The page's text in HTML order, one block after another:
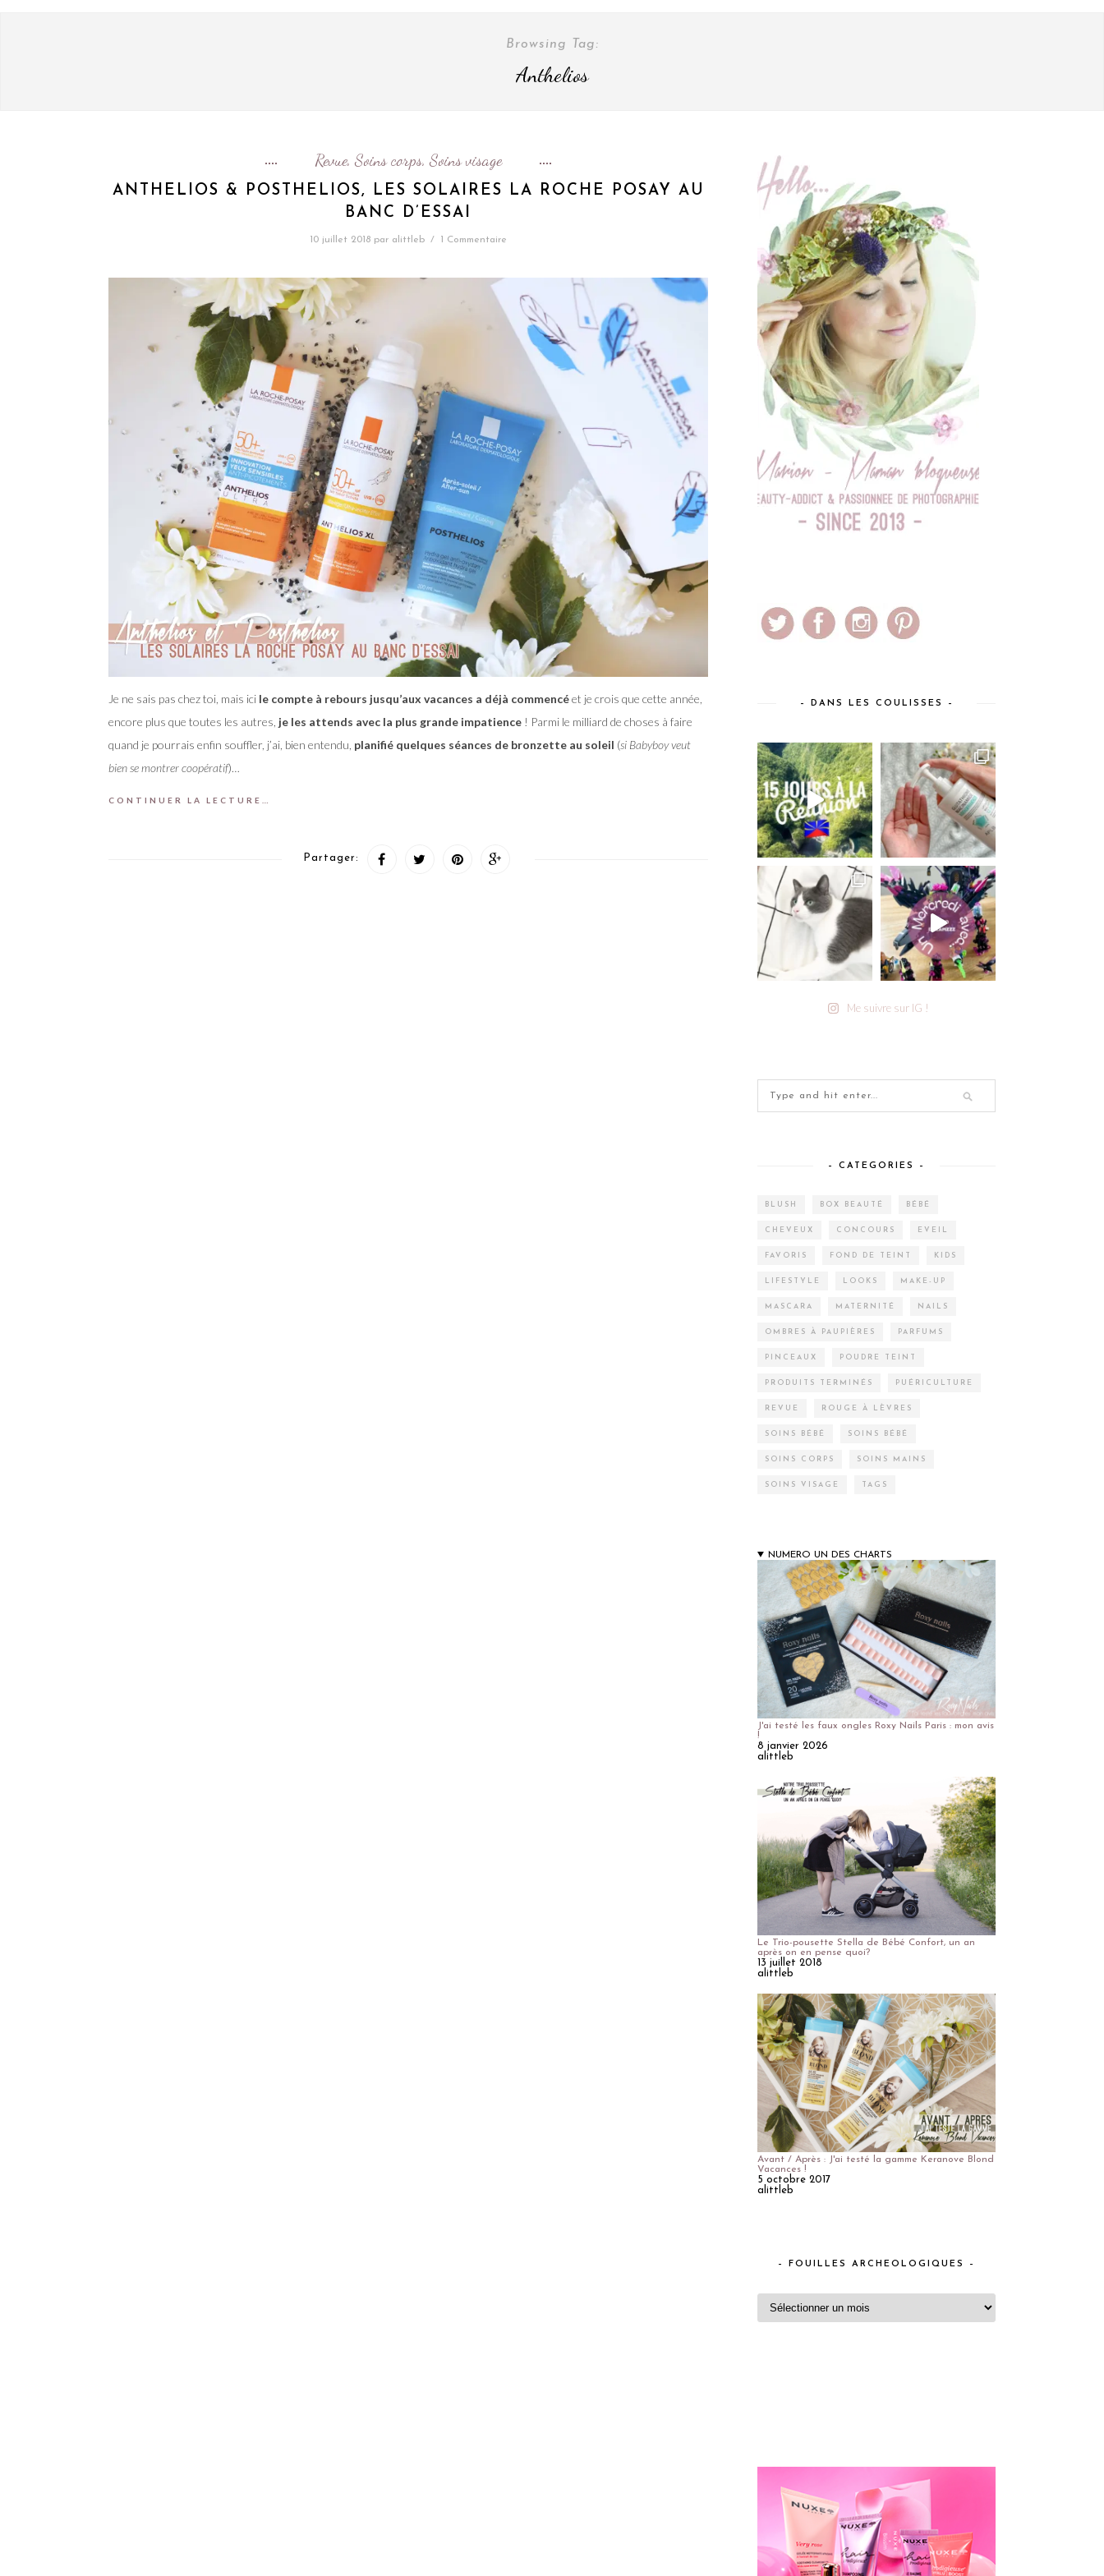
Browsing Tag:
Anthelios
Revue, Soins corps, Soins visage
ANTHELIOS & POSTHELIOS, LES SOLAIRES LA ROCHE POSAY AU
BANC D’ESSAI
10 juillet 2018 par alittleb / 1 Commentaire
Je ne sais pas chez toi, mais ici le compte à rebours jusqu’aux vacances a déjà commencéet je crois que cette année,
encore plus que toutes les autres, je les attends avec la plus grande impatience ! Parmi le milliard de choses à faire
quand je pourrais enfin souffler, j’ai, bien entendu, planifié quelques séances de bronzette au soleil (si Babyboy veut
bien se montrer coopératif)…
CONTINUER LA LECTURE…
Partager:
– DANS LES COULISSES –
Me suivre sur IG !
– CATEGORIES –
BLUSH BOX BEAUTÉ BÉBÉ
CHEVEUX CONCOURS EVEIL
FAVORIS FOND DE TEINT KIDS
LIFESTYLE LOOKS MAKE-UP
MASCARA MATERNITÉ NAILS
OMBRES À PAUPIÈRES PARFUMS
PINCEAUX POUDRE TEINT
PRODUITS TERMINÉS PUÉRICULTURE
REVUE ROUGE À LÈVRES
SOINS BÉBÉ SOINS BÉBÉ
SOINS CORPS SOINS MAINS
SOINS VISAGE TAGS
NUMERO UN DES CHARTS
J'ai testé les faux ongles Roxy Nails Paris : mon avis
!
8 janvier 2026
alittleb
Le Trio-pousette Stella de Bébé Confort, un an
après on en pense quoi?
13 juillet 2018
alittleb
Avant / Après : J'ai testé la gamme Keranove Blond
Vacances !
5 octobre 2017
alittleb
– FOUILLES ARCHEOLOGIQUES –